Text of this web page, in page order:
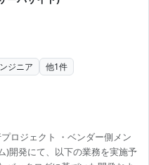
ジニア 他1件
ロジェクト ・ベンダー側メン
)開発にて、以下の業務を実施予